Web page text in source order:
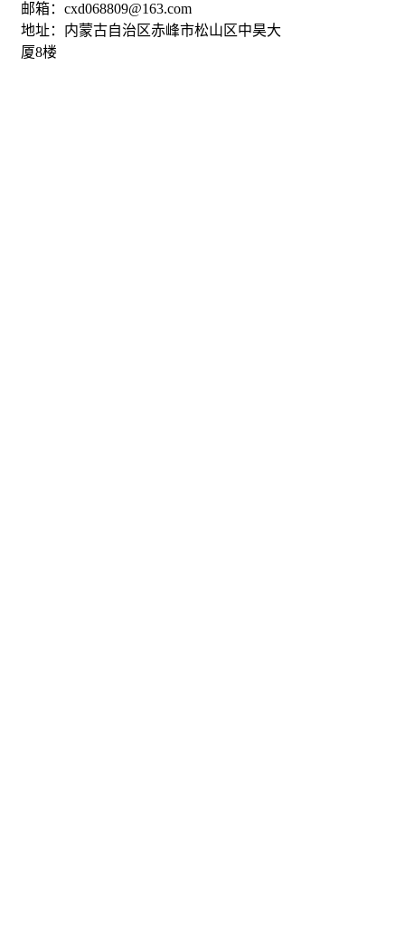
邮箱：cxd068809@163.com
地址：内蒙古自治区赤峰市松山区中昊大
厦8楼